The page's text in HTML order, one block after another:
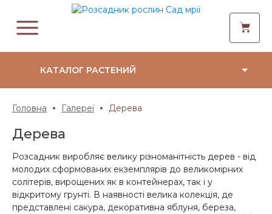
КАТАЛОГ РАСТЕНИЙ
Головна Галереї Дерева
Дерева
Розсадник виробляє велику різноманітність дерев - від
молодих сформованих екземплярів до великомірних
солітерів, вирощених як в контейнерах, так і у
відкритому грунті. В наявності велика колекція, де
представлені сакура, декоративна яблуня, береза,